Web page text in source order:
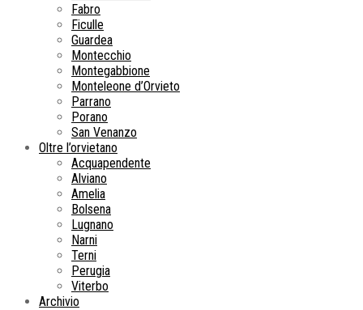
Fabro
Ficulle
Guardea
Montecchio
Montegabbione
Monteleone d’Orvieto
Parrano
Porano
San Venanzo
Oltre l’orvietano
Acquapendente
Alviano
Amelia
Bolsena
Lugnano
Narni
Terni
Perugia
Viterbo
Archivio